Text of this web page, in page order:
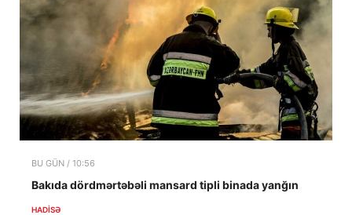
BU GÜN / 10:56
Bakıda dördmərtəbəli mansard tipli binada yanğın
HADISƏ